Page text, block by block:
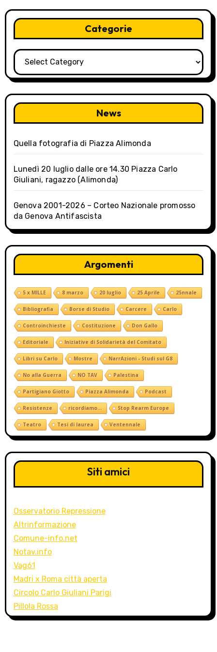
a
v
i
g
a
t
i
o
n
Categorie
Categorie
News
Quella fotografia di Piazza Alimonda
Lunedì 20 luglio dalle ore 14.30 Piazza Carlo
Giuliani, ragazzo (Alimonda)
Genova 2001-2026 – Corteo Nazionale promosso
da Genova Antifascista
Argomenti
5 x MILLE 8 marzo 20 luglio 25 Aprile 25nnale
Bibliografia Borse di Studio Carcere Carlo
Controinchieste Costituzione Don Gallo
Editoriale Iniziative di Solidarietà del Comitato
Libri su Carlo Mostre NarrAzioni - Studi sul G8
No alla Guerra NO TAV Palestina
Partigiano Giotto Piazza Alimonda Podcast
Resistenze ricordiamo... Stop Rearm Europe
Teatro Tesi di laurea Ventennale
Siti amici
Osservatorio Repressione
Altrinformazione
Comune-info.net
Notav.info
Vag61
Madri x Roma città aperta
Circolo Carlo Giuliani Parigi
Pillola Rossa